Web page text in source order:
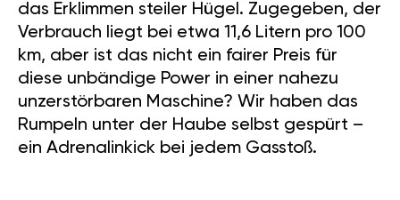
das Erklimmen steiler Hügel. Zugegeben, der
Verbrauch liegt bei etwa 11,6 Litern pro 100
km, aber ist das nicht ein fairer Preis für
diese unbändige Power in einer nahezu
unzerstörbaren Maschine? Wir haben das
Rumpeln unter der Haube selbst gespürt –
ein Adrenalinkick bei jedem Gasstoß.